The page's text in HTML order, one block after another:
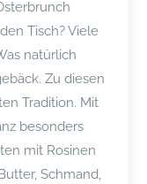
Tisch? Viele
natürlich
Zu diesen
Tradition. Mit
besonders
mit Rosinen
Schmand,